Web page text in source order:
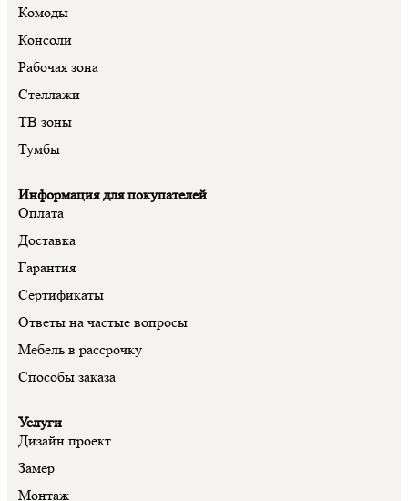
Комоды
Консоли
Рабочая зона
Стеллажи
ТВ зоны
Тумбы
Информация для покупателей
Оплата
Доставка
Гарантия
Сертификаты
Ответы на частые вопросы
Мебель в рассрочку
Способы заказа
Услуги
Дизайн проект
Замер
Монтаж